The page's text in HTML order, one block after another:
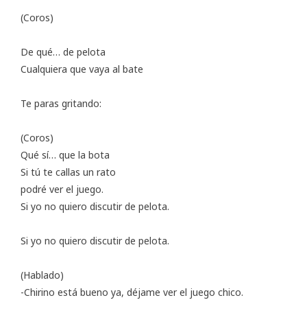
(Coros)
De qué… de pelota
Cualquiera que vaya al bate
Te paras gritando:
(Coros)
Qué sí… que la bota
Si tú te callas un rato
podré ver el juego.
Si yo no quiero discutir de pelota.
Si yo no quiero discutir de pelota.
(Hablado)
-Chirino está bueno ya, déjame ver el juego chico.